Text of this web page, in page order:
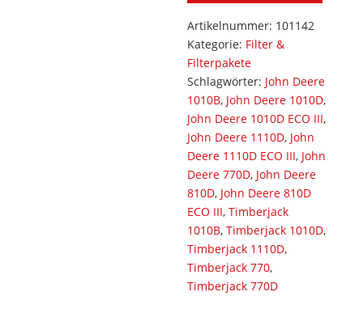
Artikelnummer: 101142
Kategorie: Filter &
Filterpakete
Schlagwörter: John Deere
1010B, John Deere 1010D,
John Deere 1010D ECO III,
John Deere 1110D, John
Deere 1110D ECO III, John
Deere 770D, John Deere
810D, John Deere 810D
ECO III,Timberjack
1010B,Timberjack 1010D,
Timberjack 1110D,
Timberjack 770,
Timberjack 770D